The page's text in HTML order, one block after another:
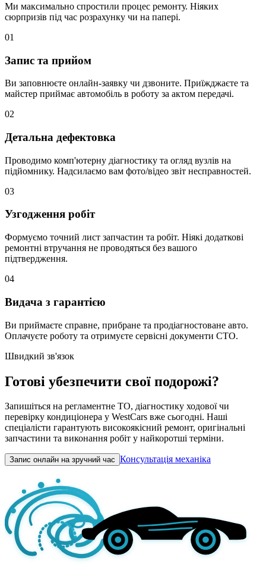
Ми максимально спростили процес ремонту. Ніяких
сюрпризів під час розрахунку чи на папері.
01
Запис та прийом
Ви заповнюєте онлайн-заявку чи дзвоните. Приїжджаєте та
майстер приймає автомобіль в роботу за актом передачі.
02
Детальна дефектовка
Проводимо комп'ютерну діагностику та огляд вузлів на
підйомнику. Надсилаємо вам фото/відео звіт несправностей.
03
Узгодження робіт
Формуємо точний лист запчастин та робіт. Ніякі додаткові
ремонтні втручання не проводяться без вашого
підтвердження.
04
Видача з гарантією
Ви приймаєте справне, прибране та продіагностоване авто.
Оплачуєте роботу та отримуєте сервісні документи СТО.
Швидкий зв'язок
Готові убезпечити свої подорожі?
Запишіться на регламентне ТО, діагностику ходової чи
перевірку кондиціонера у WestCars вже сьогодні. Наші
спеціалісти гарантують високоякісний ремонт, оригінальні
запчастини та виконання робіт у найкоротші терміни.
Запис онлайн на зручний час Консультація механіка